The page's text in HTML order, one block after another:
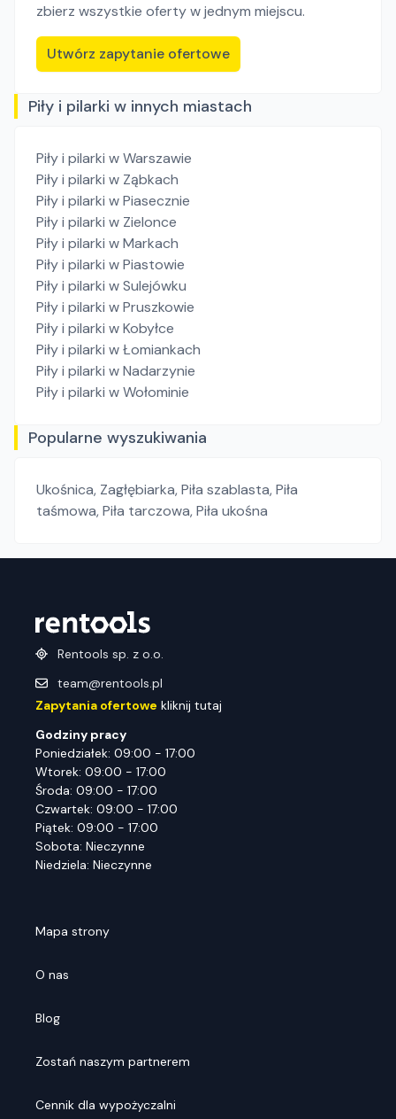
zbierz wszystkie oferty w jednym miejscu.
Utwórz zapytanie ofertowe
Piły i pilarki w innych miastach
Piły i pilarki w Warszawie
Piły i pilarki w Ząbkach
Piły i pilarki w Piasecznie
Piły i pilarki w Zielonce
Piły i pilarki w Markach
Piły i pilarki w Piastowie
Piły i pilarki w Sulejówku
Piły i pilarki w Pruszkowie
Piły i pilarki w Kobyłce
Piły i pilarki w Łomiankach
Piły i pilarki w Nadarzynie
Piły i pilarki w Wołominie
Popularne wyszukiwania
Ukośnica, Zagłębiarka,Piła szablasta,Piła
taśmowa,Piła tarczowa,Piła ukośna
Rentools sp. z o.o.
team@rentools.pl
Zapytania ofertowe kliknij tutaj
Godziny pracy
Poniedziałek: 09:00 - 17:00
Wtorek: 09:00 - 17:00
Środa: 09:00 - 17:00
Czwartek: 09:00 - 17:00
Piątek: 09:00 - 17:00
Sobota: Nieczynne
Niedziela: Nieczynne
Mapa strony
O nas
Blog
Zostań naszym partnerem
Cennik dla wypożyczalni